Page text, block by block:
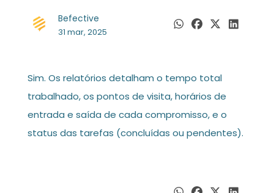
Befective
31 mar, 2025
Sim. Os relatórios detalham o tempo total
trabalhado, os pontos de visita, horários de
entrada e saída de cada compromisso, e o
status das tarefas (concluídas ou pendentes).